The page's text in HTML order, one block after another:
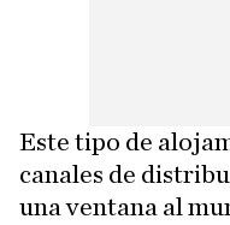
Este tipo de
canales de
una ventana al